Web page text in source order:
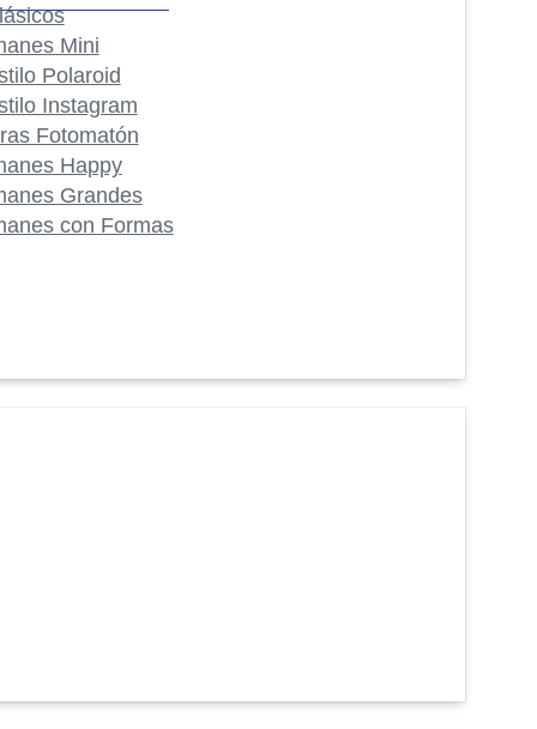
Mini
Polaroid
Instagram
Fotomatón
Happy
Grandes
con Formas